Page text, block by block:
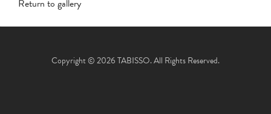
Return to gallery
Copyright © 2026 TABISSO. All Rights Reserved.